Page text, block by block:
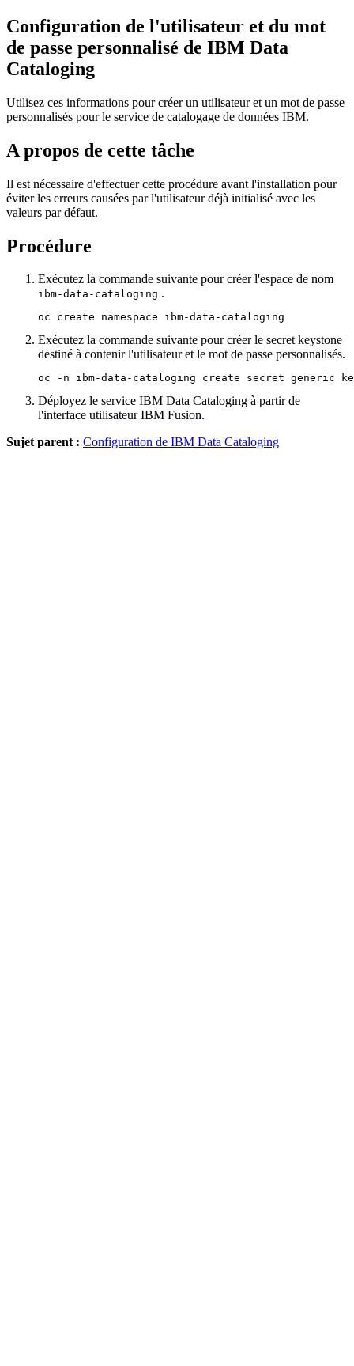
Configuration de l'utilisateur et du mot
de passe personnalisé de IBM Data
Cataloging
Utilisez ces informations pour créer un utilisateur et un mot de passe
personnalisés pour le service de catalogage de données IBM.
A propos de cette tâche
Il est nécessaire d'effectuer cette procédure avant l'installation pour
éviter les erreurs causées par l'utilisateur déjà initialisé avec les
valeurs par défaut.
Procédure
Exécutez la commande suivante pour créer l'espace de nom
ibm-data-cataloging .
oc create namespace ibm-data-cataloging
Exécutez la commande suivante pour créer le secret keystone
destiné à contenir l'utilisateur et le mot de passe personnalisés.
oc -n ibm-data-cataloging create secret generic
Déployez le service IBM Data Cataloging à partir de
l'interface utilisateurIBM Fusion.
Sujet parent : Configuration de IBM Data Cataloging